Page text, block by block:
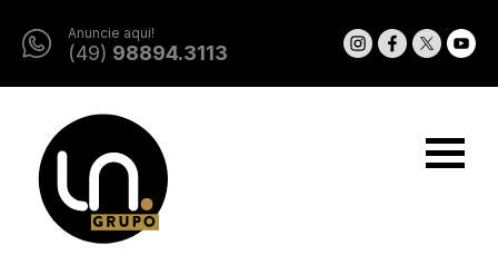
Anuncie aqui!
(49) 98894.3113